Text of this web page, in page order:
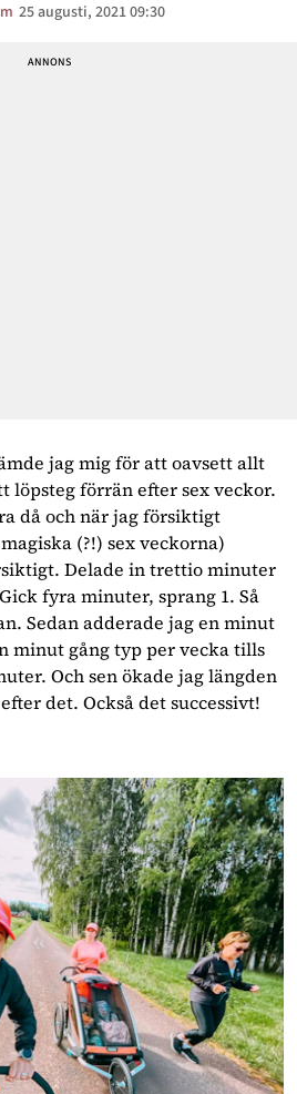
25 augusti, 2021 09:30
jag mig för att oavsett allt
löpsteg förrän efter sex veckor.
då och när jag försiktigt
(?!) sex veckorna)
Delade in trettio minuter
fyra minuter, sprang 1. Så
Sedan adderade jag en minut
minut gång typ per vecka tills
Och sen ökade jag längden
det. Också det successivt!